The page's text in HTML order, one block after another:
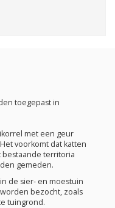
toegepast in
met een geur
voorkomt dat katten
territoria
gemeden.
de sier- en moestuin
bezocht, zoals
tuingrond.